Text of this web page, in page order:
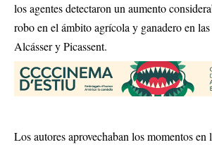
los agentes detectaron un aumento
robo en el ámbito agrícola y ganadero en
Alcásser y Picassent.
Los autores aprovechaban los momentos en